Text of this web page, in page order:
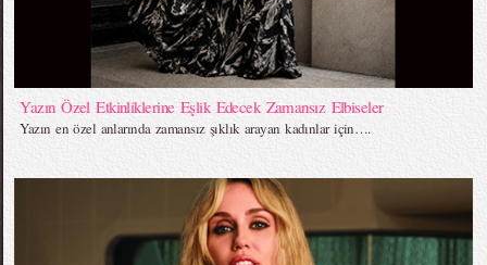
Yazın Özel Etkinliklerine Eşlik Edecek Zamansız Elbiseler
Yazın en özel anlarında zamansız şıklık arayan kadınlar için….